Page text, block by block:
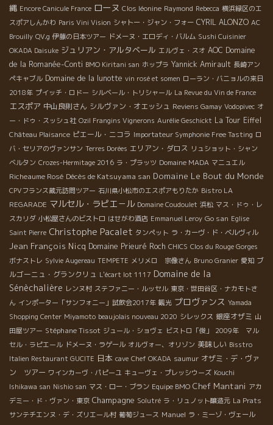
縄 Encore Canicule France ローヌ Clos léonine Raymond Rebecca 横浜緑区のエ
スポアしんかわ Paris Vini Vision シャトー・ジャン・フォー CYRIL ALONZO AC
Brouilly QV.g 伊藤の日本ツアー ドメーヌ・エロディ・バルム Sushi Cuisinier
OKADA Daisuke ジュリアン・アルタベール エルヴェ・スオ AOC Domaine
de la Romanée-Conti BMO Kiritani san ホップラ Yannick Amirault 長崎アン
ペキャブル Domaine de la lunotte vin rosé et somen ローラン・バニョルの来日
2018年 プイッチ・ロドー シルベール・トリシャール La Revue du Vin de France
エスポア 中山良則さん シルヴァン・オエッシュ Reviens Gamay Vodopivec オ
ー・ドゥ・スッシュ社 Ozil Frangins Vignerons Aurélie Geschickt La Tour Eiffel
Château Plaisance ピエール・ニコラ Importateur Symphonie Free Tasting ロ
バ・セリアのヴァンサン Terres Dorées エリアン・ダロス リュショット・シャン
ベルタン Crozes-Hermitage 2016 ラ・プラッツ Domaine MADA マニュエル
Richeaume Rosé Décès de Katsuyama san Domaine Le Bout du Monde
CPVフランス蔵元訪問ツアー 石川県小松市のエスポアもりたか Bistro LA
REGARADE マルセル・ラピエ－ル Domaine Coudoulet 浜松 マス・ドゥ・レ
スカリダ 小松屋さんのビストロ はせがわ酒店 Emmanuel Leroy Go san Eglise
Saint Pierre Christophe Pacalet タンペット ラ・カーヴ・ド・ベルヴィル
Jean François Nicq Domaine Prieuré Roch CHICS Clos du Rouge Gorges
ボナストレ Sylvie Augereau TEMPETE メリメロ 宗像さん Bruno Granier 愛知 ブ
ルゴーニュ・グランクリュ L'écart lot 1117 Domaine de la
Sénèchalière レンヌ村 ステファニー・ルッセル 東京・世田谷区・ナカモトさ
ん インポーター「サンフォニー」試飲会2017年 観光 プロヴァンス Yamada
Shopping Center Miyamoto beaujolais nouveau 2020 シレックス 銀座オザミ 山
田屋ツアー Stéphane Tissot ジュール・ショヴェ ビストロ「俊」
2009年 マル
セル・ラピエール ドメーヌ・ラゲール オルヴォー、オリゾン 美味しい Bisstro
Italien Restaurant GUCITE 日本 cave Chef OKADA saumur オザミ・デ・ヴァ
ン ツアー ワインカーヴ・パピーユ キューヴェ・プレッシウーズ Kouchi
Ishikawa san Nishio san マス・ロー・ブラン Equipe BMO Chef Mantani アカ
デミー・ド・ヴァン・東京 Champagne Solutré ラ・リュノット醸造元 La Prats
サンテチエンヌ・デ・ズリエール村 葡萄ジュース Manuel ラ・ミーゾ・ヴェール